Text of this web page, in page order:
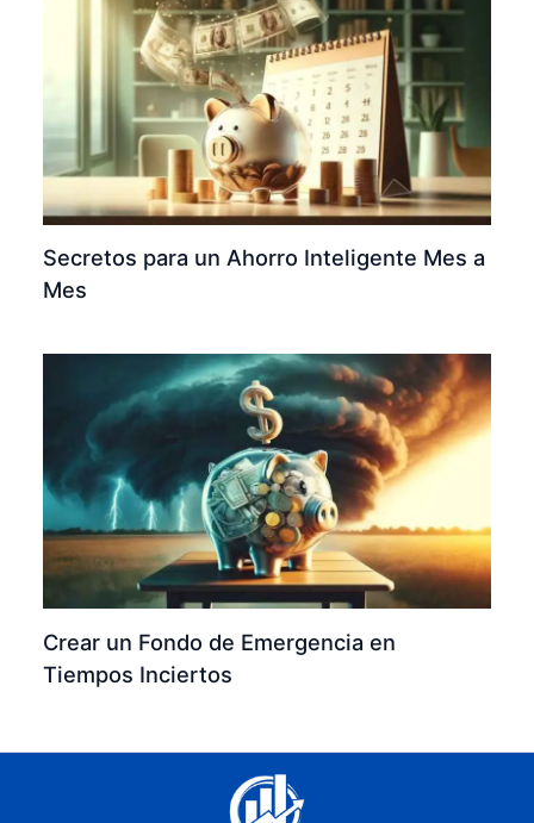
Secretos para un Ahorro Inteligente Mes a
Mes
Crear un Fondo de Emergencia en
Tiempos Inciertos